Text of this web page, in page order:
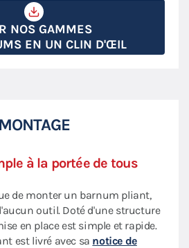
NOS GAMMES
EN UN CLIN D'ŒIL
MONTAGE
à la portée de tous
de monter un barnum pliant,
outil. Doté d'une structure
en place est simple et rapide.
est livré avec sa notice de